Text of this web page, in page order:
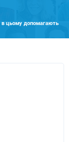
в цьому допомагають